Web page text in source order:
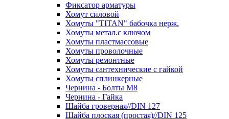
Фиксатор арматуры
Хомут силовой
Хомуты "TITAN" бабочка нерж.
Хомуты метал.с ключом
Хомуты пластмассовые
Хомуты проволочные
Хомуты ремонтные
Хомуты сантехнические с гайкой
Хомуты сплинкерные
Чернина - Болты М8
Чернина - Гайка
Шайба гроверная//DIN 127
Шайба плоская (простая)//DIN 125